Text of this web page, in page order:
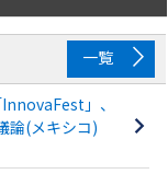
一覧
」、
論(メキシコ)